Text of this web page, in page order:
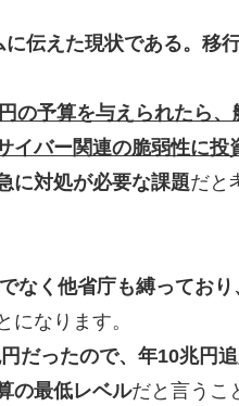
伝えた現状である。移
の予算を与えられたら
イバー関連の脆弱性に投
に対処が必要な課題だと
なく他省庁も縛っており
になります。
だったので、年10兆円
の最低レベルだと言うこ